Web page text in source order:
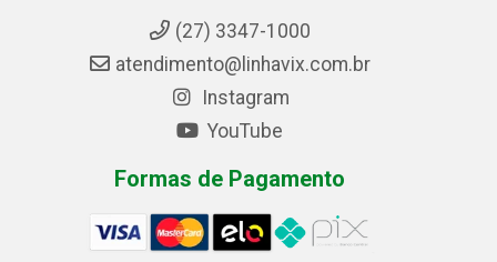
(27) 3347-1000
atendimento@linhavix.com.br
Instagram
YouTube
Formas de Pagamento